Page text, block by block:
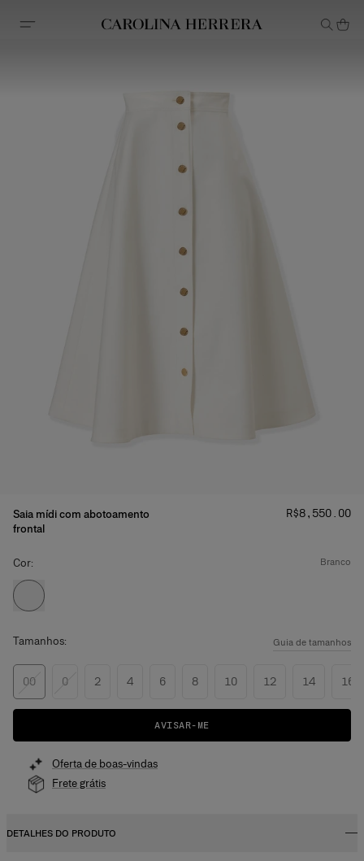
Declaração de acessibilidade
Saia mídi com abotoamento
frontal
Preço:
R$‌8,550.00
Cor: branco
Tamanhos: Guia de tamanhos
00 0 2 4 6 8 10 12 14 16
AVISAR-ME
Oferta de boas-vindas
Frete grátis
DETALHES DO PRODUTO